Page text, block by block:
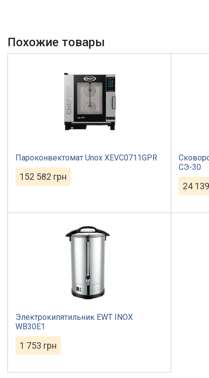
Похожие товары
Пароконвектомат Unox XEVC0711GPR
152 582 грн
СЭ-30
24 139
Электрокипятильник EWT INOX
WB30E1
1 753 грн